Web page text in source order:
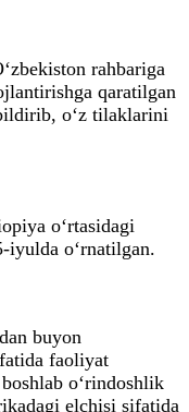
rahbariga
qaratilgan
o‘z tilaklarini
o‘rtasidagi
iyulda o‘rnatilgan.
buyon
faoliyat
o‘rindoshlik
elchisi sifatida